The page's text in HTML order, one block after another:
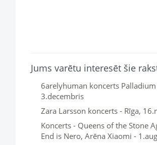
Jums varētu interesēt šie
6arelyhuman koncerts Palladium
3.decembris
Zara Larsson koncerts - Rīga,
Koncerts - Queens of the Stone
End is Nero, Arēna Xiaomi -